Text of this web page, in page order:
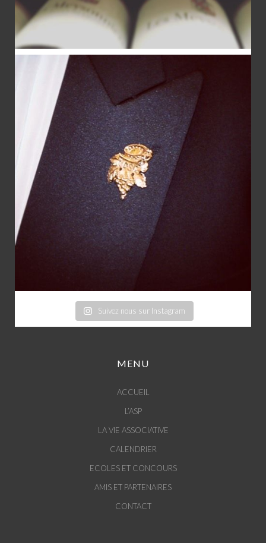
Suivez nous sur Instagram
MENU
ACCUEIL
L’ASP
LA VIE ASSOCIATIVE
CALENDRIER
ECOLES ET CONCOURS
AMIS ET PARTENAIRES
CONTACT